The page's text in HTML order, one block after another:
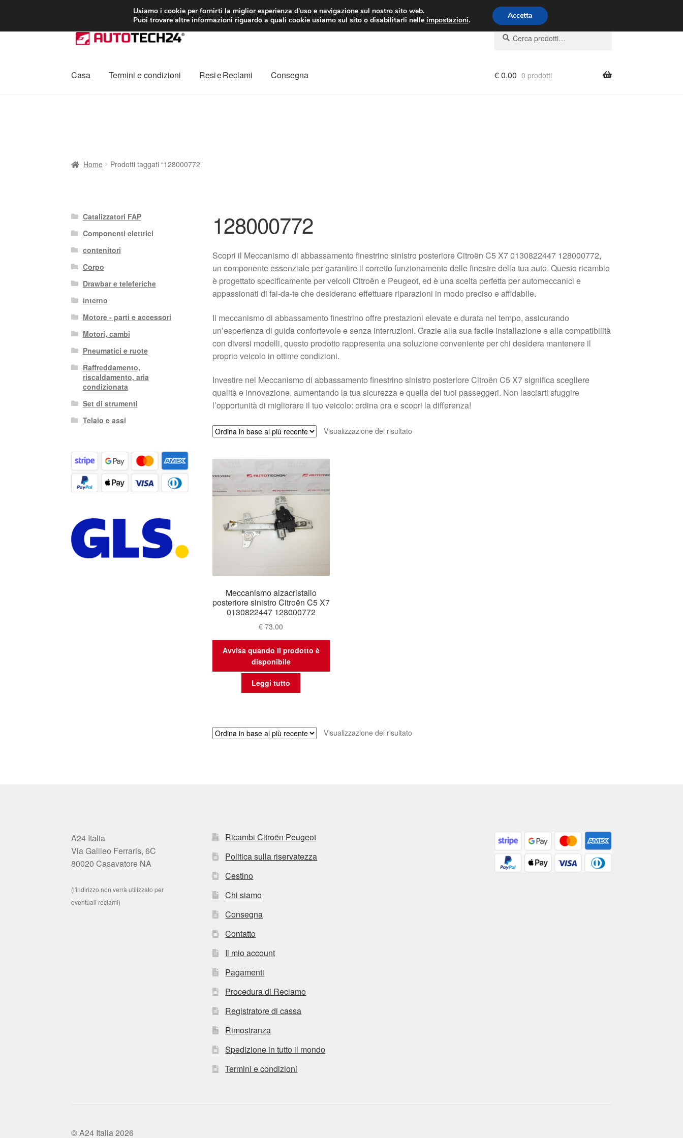
CONSEGNA da 7 EUR Lun-Ven 9:00 - 16:00 800 580 290
Vai
alla
Vai
al
Cerca:
Cerca
Casa Termini e condizioni Resi e Reclami Consegna €0.00 0 prodotti
Home Prodotti taggati “128000772”
128000772
Scopri il Meccanismo di abbassamento finestrino sinistro posteriore Citroën C5 X7 0130822447 128000772,
un componente essenziale per garantire il corretto funzionamento delle finestre della tua auto. Questo ricambio
è progettato specificamente per veicoli Citroën e Peugeot, ed è una scelta perfetta per automeccanici e
appassionati di fai-da-te che desiderano effettuare riparazioni in modo preciso e affidabile.
Il meccanismo di abbassamento finestrino offre prestazioni elevate e durata nel tempo, assicurando
un’esperienza di guida confortevole e senza interruzioni. Grazie alla sua facile installazione e alla compatibilità
con diversi modelli, questo prodotto rappresenta una soluzione conveniente per chi desidera mantenere il
proprio veicolo in ottime condizioni.
Investire nel Meccanismo di abbassamento finestrino sinistro posteriore Citroën C5 X7 significa scegliere
qualità e innovazione, aumentando la tua sicurezza e quella dei tuoi passeggeri. Non lasciarti sfuggire
l’opportunità di migliorare il tuo veicolo: ordina ora e scopri la differenza!
Visualizzazione del risultato
Meccanismo alzacristallo
posteriore sinistro Citroën C5 X7
0130822447 128000772
€ 73.00
Avvisa quando il prodotto è
disponibile
Leggi tutto
Visualizzazione del risultato
Catalizzatori FAP
Componenti elettrici
contenitori
Corpo
Drawbar e teleferiche
interno
Motore - parti e accessori
Motori, cambi
Pneumatici e ruote
Raffreddamento,
riscaldamento, aria
condizionata
Set di strumenti
Telaio e assi
A24 Italia
Via Galileo Ferraris, 6C
80020 Casavatore NA
(l'indirizzo non verrà utilizzato per
eventuali reclami)
Ricambi Citroën Peugeot
Politica sulla riservatezza
Cestino
Chi siamo
Consegna
Contatto
Il mio account
Pagamenti
Procedura di Reclamo
Registratore di cassa
Rimostranza
Spedizione in tutto il mondo
Termini e condizioni
© A24 Italia 2026
Usiamo i cookie per fornirti la miglior esperienza d'uso e navigazione sul nostro sito web.
Puoi trovare altre informazioni riguardo a quali cookie usiamo sul sito o disabilitarli nelle impostazioni. Accetta